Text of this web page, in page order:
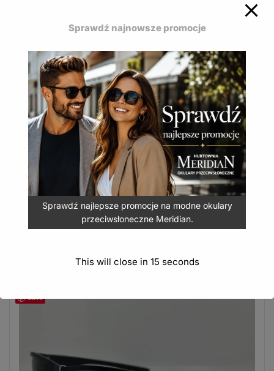
Okulary sportowe Haker sport M5582-A
to lekkie, sportowe okulary na rower, hulajnogę i
bieganie z ochroną UV400.
Okulary sportowe Haker sport M5582-A
8,90 zł 10,95 z VAT)
DODAJ DO KOSZYKA
Save
Sprawdź najnowsze promocje
Sprawdź najlepsze promocje na modne okulary
przeciwsłoneczne Meridian.
This will close in 14 seconds